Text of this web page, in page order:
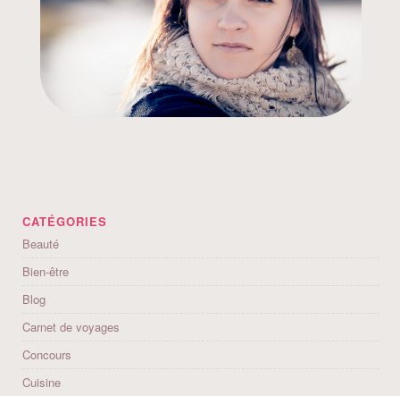
CATÉGORIES
Beauté
Bien-être
Blog
Carnet de voyages
Concours
Cuisine